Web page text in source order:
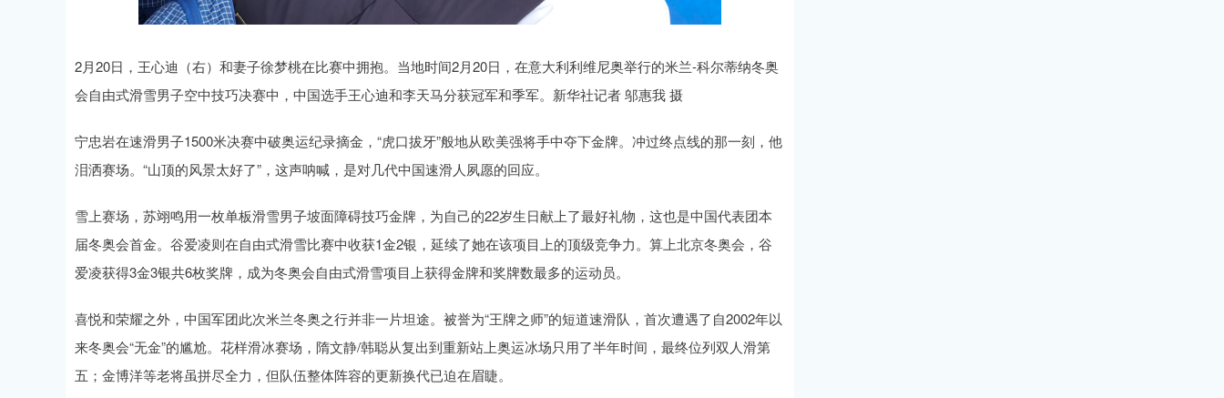
2月20日，王心迪（右）和妻子徐梦桃在比赛中拥抱。当地时间2月20日，在意大利利维尼奥举行的米兰-科尔蒂纳冬奥
会自由式滑雪男子空中技巧决赛中，中国选手王心迪和李天马分获冠军和季军。新华社记者 邬惠我 摄
宁忠岩在速滑男子1500米决赛中破奥运纪录摘金，“虎口拔牙”般地从欧美强将手中夺下金牌。冲过终点线的那一刻，他
泪洒赛场。“山顶的风景太好了”，这声呐喊，是对几代中国速滑人夙愿的回应。
雪上赛场，苏翊鸣用一枚单板滑雪男子坡面障碍技巧金牌，为自己的22岁生日献上了最好礼物，这也是中国代表团本
届冬奥会首金。谷爱凌则在自由式滑雪比赛中收获1金2银，延续了她在该项目上的顶级竞争力。算上北京冬奥会，谷
爱凌获得3金3银共6枚奖牌，成为冬奥会自由式滑雪项目上获得金牌和奖牌数最多的运动员。
喜悦和荣耀之外，中国军团此次米兰冬奥之行并非一片坦途。被誉为“王牌之师”的短道速滑队，首次遭遇了自2002年以
来冬奥会“无金”的尴尬。花样滑冰赛场，隋文静/韩聪从复出到重新站上奥运冰场只用了半年时间，最终位列双人滑第
五；金博洋等老将虽拼尽全力，但队伍整体阵容的更新换代已迫在眉睫。